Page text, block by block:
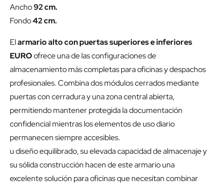
Ancho92 cm.
Fondo42 cm.
Elarmario alto con puertas superiores e inferiores
EUROofrece una de las configuraciones de
almacenamiento más completas para oficinas y despachos
profesionales. Combina dos módulos cerrados mediante
puertas con cerradura y una zona central abierta,
permitiendo mantener protegida la documentación
confidencial mientras los elementos de uso diario
permanecen siempre accesibles.
u diseño equilibrado, su elevada capacidad de almacenaje y
su sólida construcción hacen de este armario una
excelente solución para oficinas que necesitan combinar